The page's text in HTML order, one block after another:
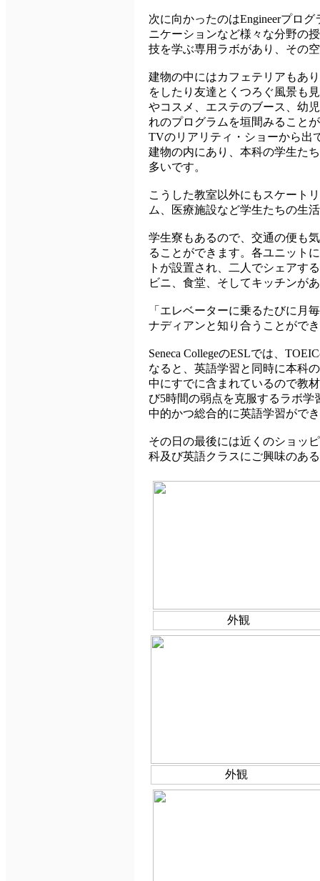
次に向かったのはEngineerプロ
ニケーションなど様々な分野の
技を学ぶ専用ラボがあり、その
建物の中にはカフェテリアもあ
をしたり友達とくつろぐ風景も
やコスメ、エステのブース、幼
れのプログラムを垣間みること
TVのリアリティ・ショーから出
建物の内にあり、本科の学生た
多いです。
こうした教室以外にもスケート
ム、医療施設など学生たちの生
学生寮もあるので、交通の便も
ることができます。各ユニット
トが設置され、二人でシェアす
ビニ、食堂、そしてキッチンが
「エレベーターに乗るたびに月
ナディアンと知り合うことがで
Seneca CollegeのESLでは、
なると、英語学習と同時に本科
中にすでに含まれているので教
び5時間の弱点を克服するラボ
中的かつ総合的に英語学習がで
その日の最後には近くのショッ
科及び英語クラスにご興味のあ
外観
外観